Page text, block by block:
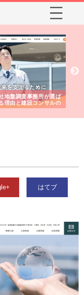
地盤調査事務所が選ば
理由と建設コンサルの
はてブ